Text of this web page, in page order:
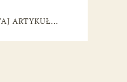
ARTYKUŁ...